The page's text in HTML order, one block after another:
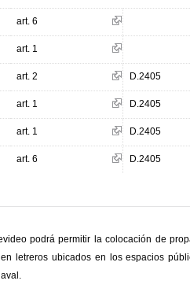
art. 6
art. 1
art. 2 D.2405
art. 1 D.2405
art. 1 D.2405
art. 6 D.2405
podrá permitir la colocación de
letreros ubicados en los espacios